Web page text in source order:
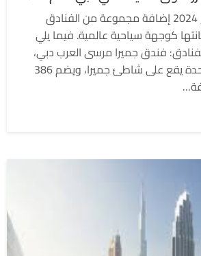
شهدت دبي في عام 2024 إضافة مجموعة من الفنادق
كوجهة سياحية عالمية. فيما يلي
فندق جميرا مرسى العرب دبي،
الإمارات العربية المتحدة يقع على شاطئ جميرا، ويضم 386